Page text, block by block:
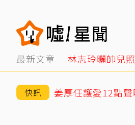
最新文章 林志玲曬帥兒照
快訊